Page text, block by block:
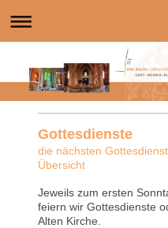
Gottesdienste
die nächsten
Übersicht
Jeweils zum ersten
feiern wir Gottesdienste
Alten Kirche.